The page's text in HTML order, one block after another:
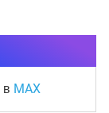
в MAX